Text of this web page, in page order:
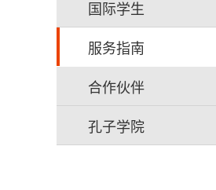
国际学生
服务指南
合作伙伴
孔子学院